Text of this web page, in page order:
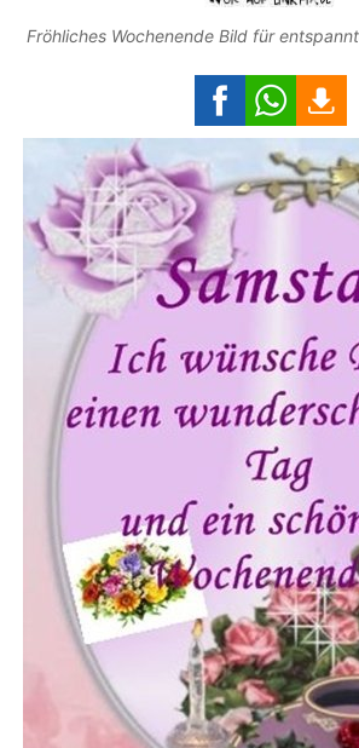
Fröhliches Wochenende Bild für